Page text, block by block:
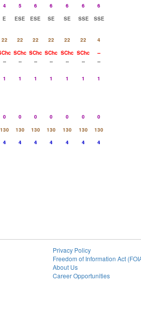
4 5 6 6 6 6
6
E ESE ESE SE SE SSE
SSE
22 22 22 22 22 22
4
SChc SChc SChc SChc SChc
--
-- -- -- -- -- --
--
1 1 1 1 1 1 1
0 0 0 0 0 0
0
130 130 130 130 130 130
130
4 4 4 4 4 4 4
Privacy Policy
Freedom of Information Act
About Us
Career Opportunities